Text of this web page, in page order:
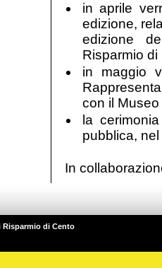
in aprile
edizione,
edizione
Risparmio di
in maggio
con il
la
pubblica,
In
Risparmio di Cento